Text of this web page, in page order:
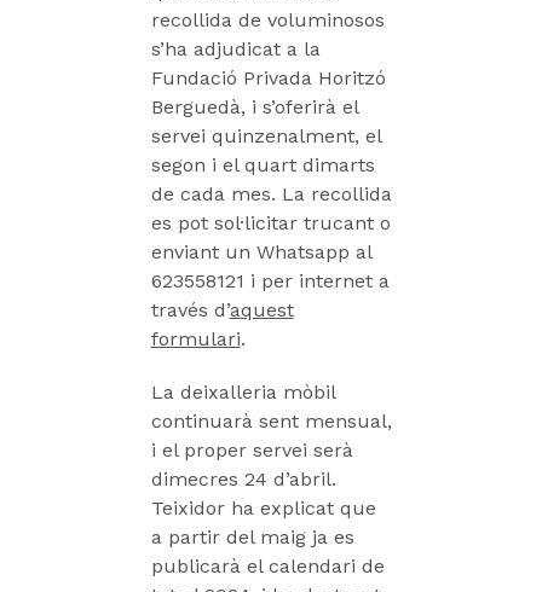
recollida de voluminosos
s’ha adjudicat a la
Fundació Privada Horitzó
Berguedà, i s’oferirà el
servei quinzenalment, el
segon i el quart dimarts
de cada mes. La recollida
es pot sol·licitar trucant o
enviant un Whatsapp al
623558121 i per internet a
través d’aquest
formulari.
La deixalleria mòbil
continuarà sent mensual,
i el proper servei serà
dimecres 24 d’abril.
Teixidor ha explicat que
a partir del maig ja es
publicarà el calendari de